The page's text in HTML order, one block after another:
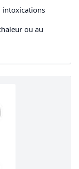
intoxications
ou au